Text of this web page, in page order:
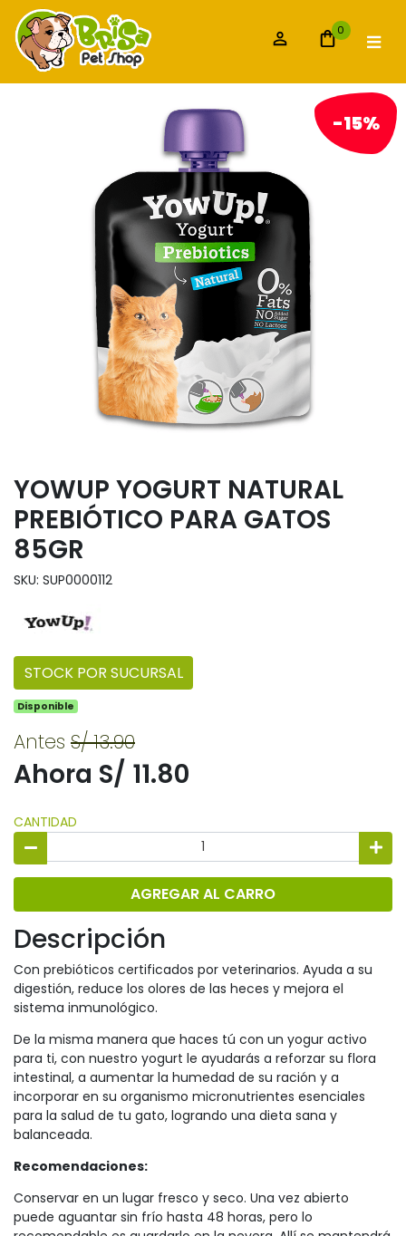
0
-15%
YOWUP YOGURT NATURAL
PREBIÓTICO PARA GATOS
85GR
SKU: SUP0000112
STOCK POR SUCURSAL
Disponible
Antes S/ 13.90
Ahora S/ 11.80
CANTIDAD
AGREGAR AL CARRO
Descripción
Con prebióticos certificados por veterinarios. Ayuda a su
digestión, reduce los olores de las heces y mejora el
sistema inmunológico.
De la misma manera que haces tú con un yogur activo
para ti, con nuestro yogurt le ayudarás a reforzar su flora
intestinal, a aumentar la humedad de su ración y a
incorporar en su organismo micronutrientes esenciales
para la salud de tu gato, logrando una dieta sana y
balanceada.
Recomendaciones:
Conservar en un lugar fresco y seco. Una vez abierto
puede aguantar sin frío hasta 48 horas, pero lo